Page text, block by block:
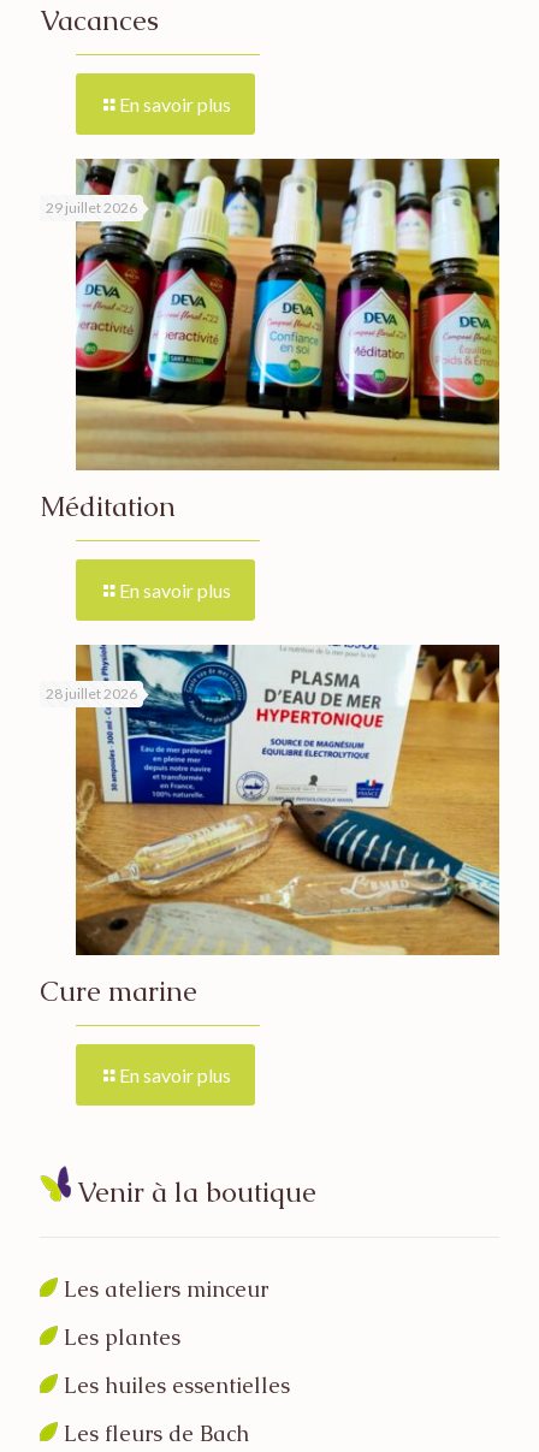
Vacances
En savoir plus
29 juillet 2026
Méditation
En savoir plus
28 juillet 2026
Cure marine
En savoir plus
Venir à la boutique
Les ateliers minceur
Les plantes
Les huiles essentielles
Les fleurs de Bach